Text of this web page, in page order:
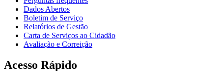
Dados Abertos
Boletim de Serviço
Relatórios de Gestão
Carta de Serviços ao Cidadão
Avaliação e Correição
Acesso Rápido